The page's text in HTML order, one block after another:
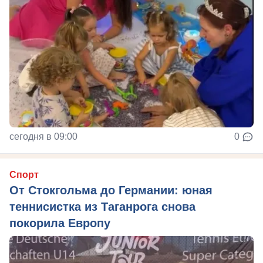
сегодня в 09:00 0
Спорт
От Стокгольма до Германии: юная
теннисистка из Таганрога снова
покорила Европу